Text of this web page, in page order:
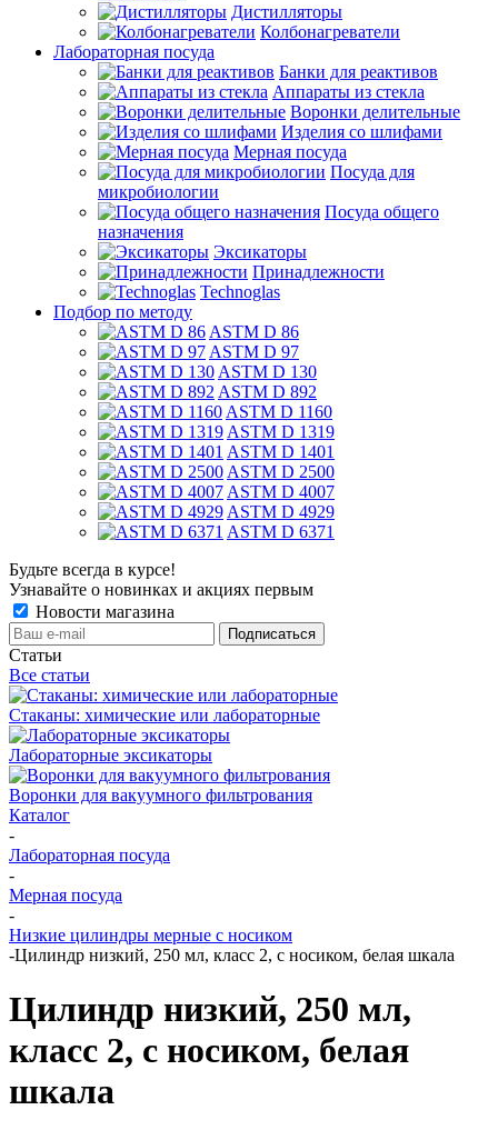
Дистилляторы
Колбонагреватели
Лабораторная посуда
Банки для реактивов
Аппараты из стекла
Воронки делительные
Изделия со шлифами
Мерная посуда
Посуда для
микробиологии
Посуда общего
назначения
Эксикаторы
Принадлежности
Technoglas
Подбор по методу
ASTM D 86
ASTM D 97
ASTM D 130
ASTM D 892
ASTM D 1160
ASTM D 1319
ASTM D 1401
ASTM D 2500
ASTM D 4007
ASTM D 4929
ASTM D 6371
Будьте всегда в курсе!
Узнавайте о новинках и акциях первым
Новости магазина
Статьи
Все статьи
Стаканы: химические или лабораторные
Лабораторные эксикаторы
Воронки для вакуумного фильтрования
Каталог
-
Лабораторная посуда
-
Мерная посуда
-
Низкие цилиндры мерные с носиком
-Цилиндр низкий, 250 мл, класс 2, с носиком, белая шкала
Цилиндр низкий, 250 мл,
класс 2, с носиком, белая
шкала